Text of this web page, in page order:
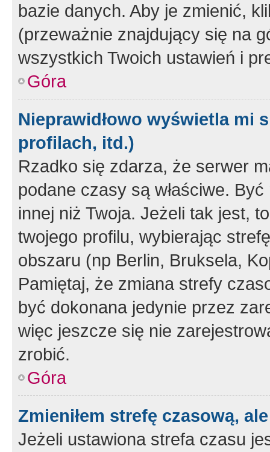
bazie danych. Aby je zmienić,
(przeważnie znajdujący się na
wszystkich Twoich ustawień i
Góra
Nieprawidłowo wyświetla mi
profilach, itd.)
Rzadko się zdarza, że serwer
podane czasy są właściwe.
innej niż Twoja. Jeżeli tak jest,
twojego profilu, wybierając
obszaru (np Berlin, Bruksela,
Pamiętaj, że zmiana strefy
być dokonana jedynie przez
więc jeszcze się nie
zrobić.
Góra
Zmieniłem strefę czasową,
Jeżeli ustawiona strefa czasu